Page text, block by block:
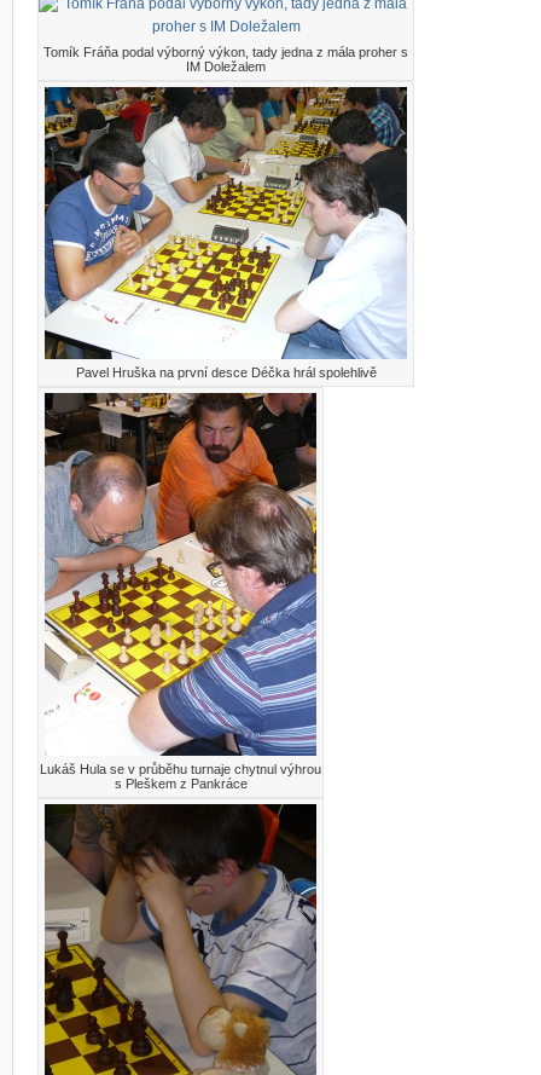
Tomík Fráňa podal výborný výkon, tady jedna z mála proher s
IM Doležalem
Pavel Hruška na první desce Déčka hrál spolehlivě
Lukáš Hula se v průběhu turnaje chytnul výhrou
s Pleškem z Pankráce